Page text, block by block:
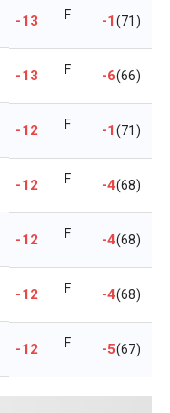
-13 F -1(71)
-13 F -6(66)
-12 F -1(71)
-12 F -4(68)
-12 F -4(68)
-12 F -4(68)
-12 F -5(67)